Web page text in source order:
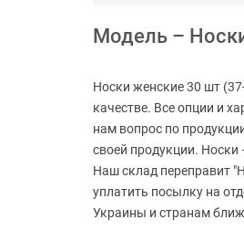
Модель –
Носки женские 30 шт
качестве. Все опции и
нам вопрос по
своей продукции. Носки
Наш склад переправит
уплатить посылку на
Украины и странам